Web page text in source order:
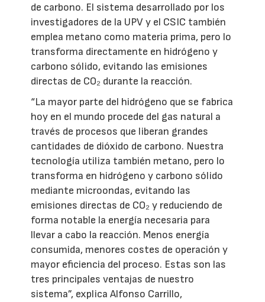
de carbono. El sistema desarrollado por los
investigadores de la UPV y el CSIC también
emplea metano como materia prima, pero lo
transforma directamente en hidrógeno y
carbono sólido, evitando las emisiones
directas de CO₂ durante la reacción.
“La mayor parte del hidrógeno que se fabrica
hoy en el mundo procede del gas natural a
través de procesos que liberan grandes
cantidades de dióxido de carbono. Nuestra
tecnología utiliza también metano, pero lo
transforma en hidrógeno y carbono sólido
mediante microondas, evitando las
emisiones directas de CO₂ y reduciendo de
forma notable la energía necesaria para
llevar a cabo la reacción. Menos energía
consumida, menores costes de operación y
mayor eficiencia del proceso. Estas son las
tres principales ventajas de nuestro
sistema”, explica Alfonso Carrillo,